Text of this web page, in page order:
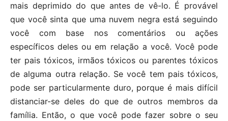
mais deprimido do que antes de vê-lo. É provável
que você sinta que uma nuvem negra está seguindo
você com base nos comentários ou ações
específicos deles ou em relação a você. Você pode
ter pais tóxicos, irmãos tóxicos ou parentes tóxicos
de alguma outra relação. Se você tem pais tóxicos,
pode ser particularmente duro, porque é mais difícil
distanciar-se deles do que de outros membros da
família. Então, o que você pode fazer sobre o seu